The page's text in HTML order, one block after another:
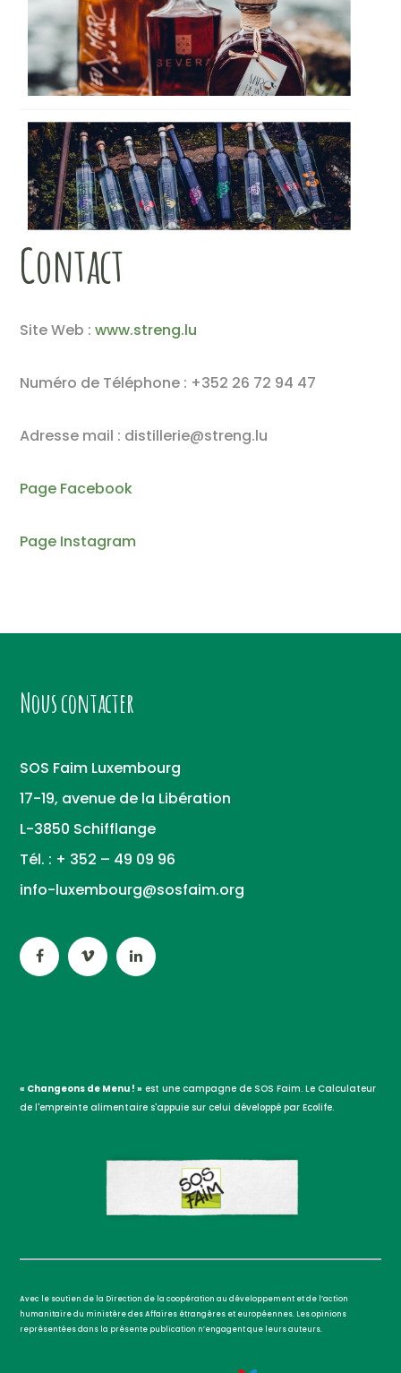
Contact
Site Web :www.streng.lu
Numéro de Téléphone : +352 26 72 94 47
Adresse mail : distillerie@streng.lu
Page Facebook
Page Instagram
Nous contacter
SOS Faim Luxembourg
17-19, avenue de la Libération
L-3850 Schifflange
Tél. : + 352 – 49 09 96
info-luxembourg@sosfaim.org
« Changeons de Menu ! » est une campagne de SOS Faim. Le Calculateur
de l'empreinte alimentaire s'appuie sur celui développé par Ecolife.
Avec le soutien de la Direction de la coopération au développement et de l’action
humanitaire du ministère des Affaires étrangères et européennes. Les opinions
représentées dans la présente publication n’engagent que leurs auteurs.